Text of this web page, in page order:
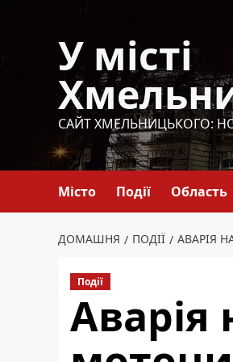
У місті
САЙТ ХМЕЛЬНИЦЬКОГО:
Місто Події Область
ДОМАШНЯ ПОДІЇ АВАРІЯ
Події
Аварія